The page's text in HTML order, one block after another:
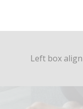
Left box